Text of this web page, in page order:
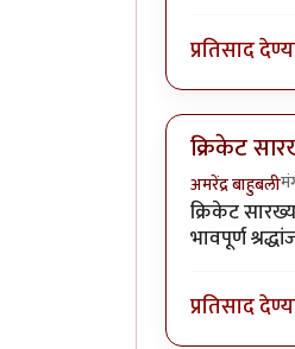
प्रतिसाद
क्रिकेट
अमरेंद्र बाहुबली
क्रिकेट
भावपूर्ण
प्रतिसाद